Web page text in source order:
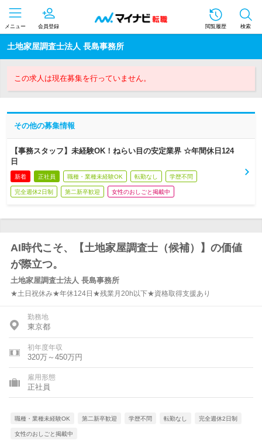
メニュー 会員登録 閲覧履歴 検索
土地家屋調査士法人 長島事務所
この求人は現在募集を行っていません。
その他の募集情報
【事務スタッフ】未経験OK！ねらい目の安定業界 ☆年間休日124
日
新着 正社員 職種・業種未経験OK 転勤なし 学歴不問
完全週休2日制 第二新卒歓迎 女性のおしごと掲載中
AI時代こそ、【土地家屋調査士（候補）】の価値
が際立つ。
土地家屋調査士法人 長島事務所
★土日祝休み★年休124日★残業月20h以下★資格取得支援あり
勤務地
東京都
初年度年収
320万～450万円
雇用形態
正社員
職種・業種未経験OK 第二新卒歓迎 学歴不問 転勤なし 完全週休2日制
女性のおしごと掲載中